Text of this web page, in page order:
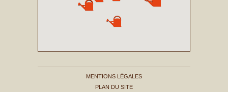
MENTIONS LÉGALES
PLAN DU SITE